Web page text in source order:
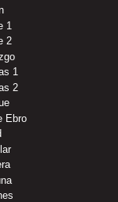
1
2
1
2
Ebro